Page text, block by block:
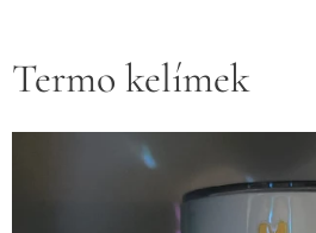
Termo kelímek